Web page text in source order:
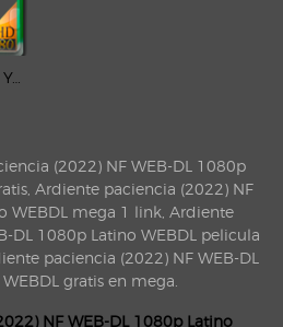
Marshals: Una historia de Yellowstone (2026) AMZN Temporada 1 WEB-DL 1080p Latino
(2022) NF WEB-DL 1080p
Ardiente paciencia (2022) NF
WEBDL mega 1 link, Ardiente
DL 1080p Latino WEBDL pelicula
paciencia (2022) NF WEB-DL
gratis en mega.
NF WEB-DL 1080p Latino